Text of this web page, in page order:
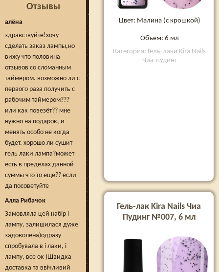
Отзывы
алёна
здравствуйте!хочу
сделать заказ лампы,но
вижу что половина
отзывов со сломанным
таймером. возможно ли с
первого раза получить с
рабочим таймером???
или как повезёт?? мне
нужно на подарок, и
менять особо не когда
будет. хорошо ли сушит
гель лаки лампа?может
есть в пределах данной
суммы что то еще?? если
да посоветуйте
Алла Рибачок
Замовляла цей набір і
лампу, залишилася дуже
задоволена)одразу
спробувала в і лаки, і
лампу, все ок )Швидка
доставка та ввічливий
Цвет: Малина (с крошкой)
Объем: 6 мл
Категория: Гель-лаки Kira Nails
Чиа-пудинг
Гель-лак Kira Nails Чиа
Пудинг №007, 6 мл